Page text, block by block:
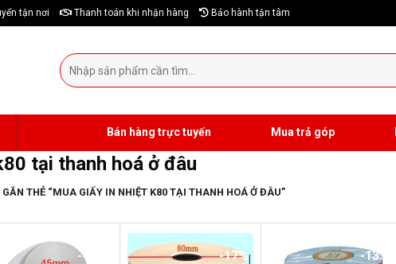
tận nơi Thanh toán khi nhận hàng Bảo hành tận tâm
Tìm
kiếm:
Bán hàng trực tuyến Mua trả góp
tại thanh hoá ở đâu
THẺ “MUA GIẤY IN NHIỆT K80 TẠI THANH HOÁ Ở ĐÂU”
-17% -17% -13%